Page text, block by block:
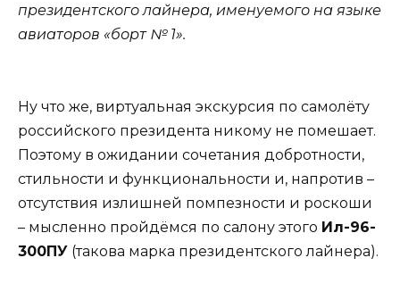
президентского лайнера, именуемого на языке
авиаторов «борт № 1».
Ну что же, виртуальная экскурсия по самолёту
российского президента никому не помешает.
Поэтому в ожидании сочетания добротности,
стильности и функциональности и, напротив –
отсутствия излишней помпезности и роскоши
– мысленно пройдёмся по салону этого Ил-96-
300ПУ (такова марка президентского лайнера).